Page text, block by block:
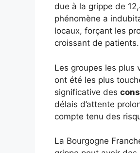
due à la grippe de
phénomène a
locaux, forçant les
croissant de patients.
Les groupes les plus
ont été les plus
significative des
délais d’attente
compte tenu des
La Bourgogne